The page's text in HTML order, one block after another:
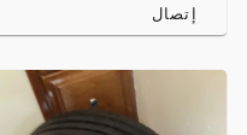
إتصال